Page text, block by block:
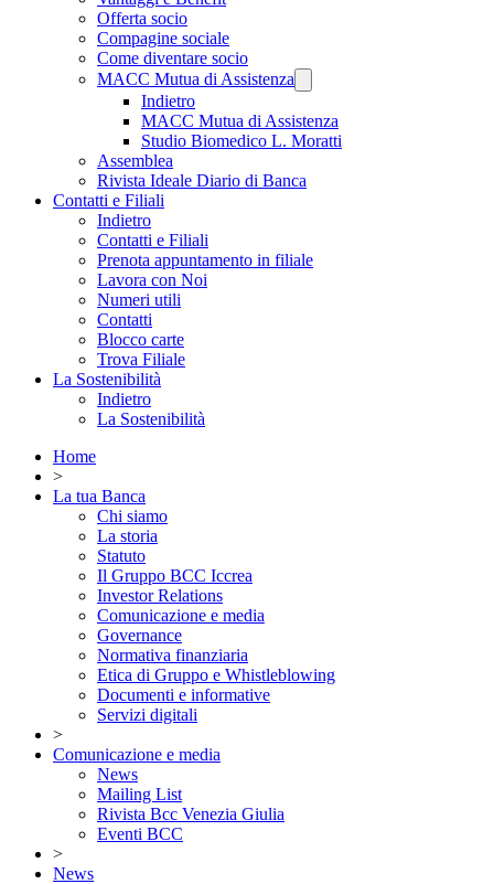
Offerta socio
Compagine sociale
Come diventare socio
MACC Mutua di Assistenza
Indietro
MACC Mutua di Assistenza
Studio Biomedico L. Moratti
Assemblea
Rivista Ideale Diario di Banca
Contatti e Filiali
Indietro
Contatti e Filiali
Prenota appuntamento in filiale
Lavora con Noi
Numeri utili
Contatti
Blocco carte
Trova Filiale
La Sostenibilità
Indietro
La Sostenibilità
Home
>
La tua Banca
Chi siamo
La storia
Statuto
Il Gruppo BCC Iccrea
Investor Relations
Comunicazione e media
Governance
Normativa finanziaria
Etica di Gruppo e Whistleblowing
Documenti e informative
Servizi digitali
>
Comunicazione e media
News
Mailing List
Rivista Bcc Venezia Giulia
Eventi BCC
>
News